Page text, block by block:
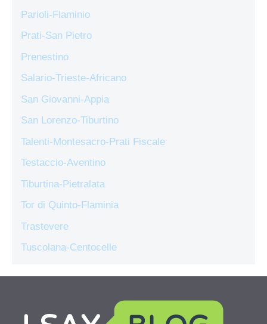
Parioli-Flaminio
Prati-San Pietro
Prenestino
Salario-Trieste-Africano
San Giovanni-Appia
San Lorenzo-Tiburtino
Talenti-Montesacro-Prati Fiscale
Testaccio-Aventino
Tiburtina-Pietralata
Tor di Quinto-Flaminia
Trastevere
Tuscolana-Centocelle